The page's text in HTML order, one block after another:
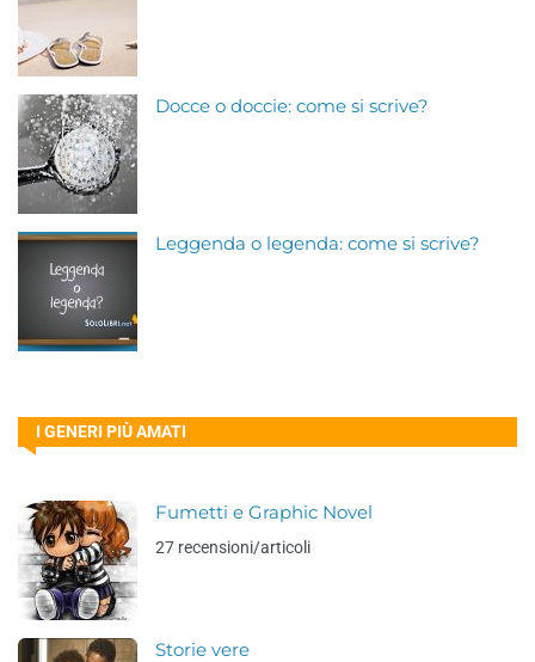
Docce o doccie: come si scrive?
Leggenda o legenda: come si scrive?
I GENERI PIÙ AMATI
Fumetti e Graphic Novel
27 recensioni/articoli
Storie vere